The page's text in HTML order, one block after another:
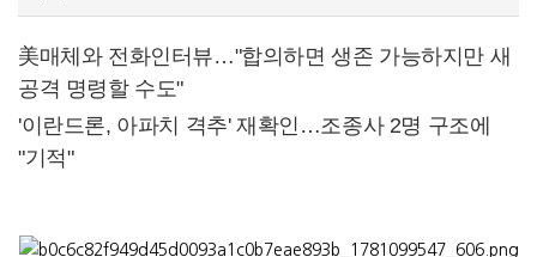
美매체와 전화인터뷰…"합의하면 생존 가능하지만 새
공격 명령할 수도"
'이란드론, 아파치 격추' 재확인…조종사 2명 구조에
"기적"